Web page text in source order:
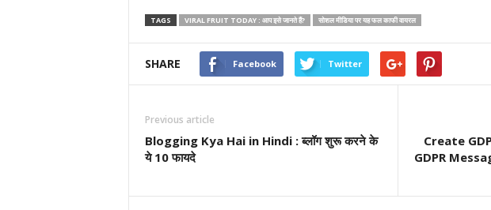
TAGS VIRAL FRUIT TODAY : आप इसे जानते हैं? सोशल मीडिया पर यह फल काफी वायरल
SHARE Facebook Twitter
Previous article
Blogging Kya Hai in Hindi : ब्लॉग शुरू करने के
ये 10 फायदे
Create
GDPR